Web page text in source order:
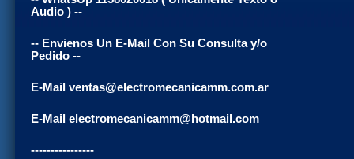
Audio ) --
-- Envienos Un E-Mail Con Su Consulta y/o
Pedido --
E-Mail ventas@electromecanicamm.com.ar
E-Mail electromecanicamm@hotmail.com
----------------